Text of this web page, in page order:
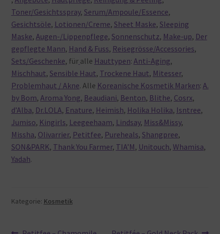
Toner/Gesichtsspray, Serum/Ampoule/Essence,
Gesichtsöle, Lotionen/Creme, Sheet Maske, Sleeping
Maske, Augen-/Lippenpflege, Sonnenschutz, Make-up, Der
gepflegte Mann, Hand & Fuss, Reisegrösse/Accessories,
Sets/Geschenke, für alle Hauttypen: Anti-Aging,
Mischhaut, Sensible Haut, Trockene Haut, Mitesser,
Problemhaut / Akne. Alle Koreanische Kosmetik Marken: A.
by Bom, Aroma Yong, Beaudiani, Benton, Blithe, Cosrx,
d’Alba, Dr.LOLA, Enature, Heimish, Holika Holika, Isntree,
Jumiso, Kingirls, Leegeehaam, Lindsay, Miss&Missy,
Missha, Olivarrier, Petitfee, Pureheals, Shangpree,
SON&PARK, Thank You Farmer, TIA’M, Unitouch, Whamisa,
Yadah.
Kategorie: Kosmetik